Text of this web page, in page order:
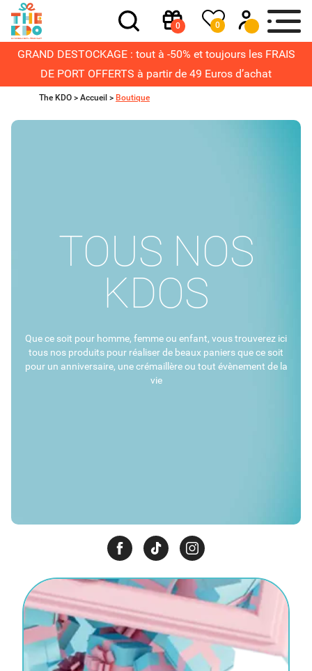
0 0
GRAND DESTOCKAGE : tout à -50% et toujours les FRAIS
DE PORT OFFERTS à partir de 49 Euros d’achat
The KDO > Accueil > Boutique
TOUS NOS
KDOS
Que ce soit pour homme, femme ou enfant, vous trouverez ici
tous nos produits pour réaliser de beaux paniers que ce soit
pour un anniversaire, une crémaillère ou tout évènement de la
vie